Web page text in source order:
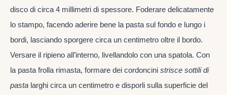
disco di circa 4 millimetri di spessore. Foderare delicatamente
lo stampo, facendo aderire bene la pasta sul fondo e lungo i
bordi, lasciando sporgere circa un centimetro oltre il bordo.
Versare il ripieno all’interno, livellandolo con una spatola. Con
la pasta frolla rimasta, formare dei cordoncini strisce sottili di
pasta larghi circa un centimetro e disporli sulla superficie del